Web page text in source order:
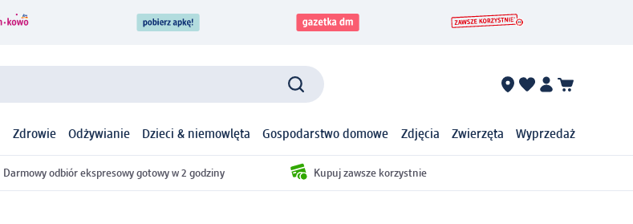
Zdrowie Odżywianie Dzieci & niemowlęta Gospodarstwo domowe Zdjęcia Zwierzęta Wyprzedaż
Darmowy odbiór ekspresowy gotowy w 2 godziny Kupuj zawsze korzystnie